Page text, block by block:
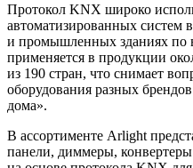
Протокол KNX широко
автоматизированных систем
и промышленных зданиях по
применяется в продукции
из 190 стран, что снимает
оборудования разных
дома».
В ассортименте Arlight
панели, диммеры,